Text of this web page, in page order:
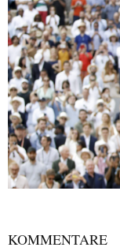
KOMMENTARE